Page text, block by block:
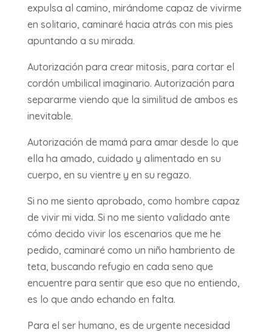
expulsa al camino, mirándome capaz de vivirme
en solitario, caminaré hacia atrás con mis pies
apuntando a su mirada.
Autorización para crear mitosis, para cortar el
cordón umbilical imaginario. Autorización para
separarme viendo que la similitud de ambos es
inevitable.
Autorización de mamá para amar desde lo que
ella ha amado, cuidado y alimentado en su
cuerpo, en su vientre y en su regazo.
Si no me siento aprobado, como hombre capaz
de vivir mi vida. Si no me siento validado ante
cómo decido vivir los escenarios que me he
pedido, caminaré como un niño hambriento de
teta, buscando refugio en cada seno que
encuentre para sentir que eso que no entiendo,
es lo que ando echando en falta.
Para el ser humano, es de urgente necesidad